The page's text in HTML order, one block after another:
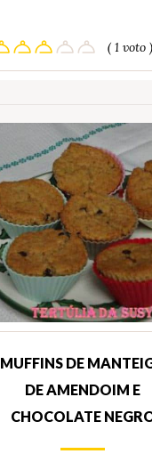
( 1 voto )
MUFFINS DE
DE AMENDOIM E
CHOCOLATE